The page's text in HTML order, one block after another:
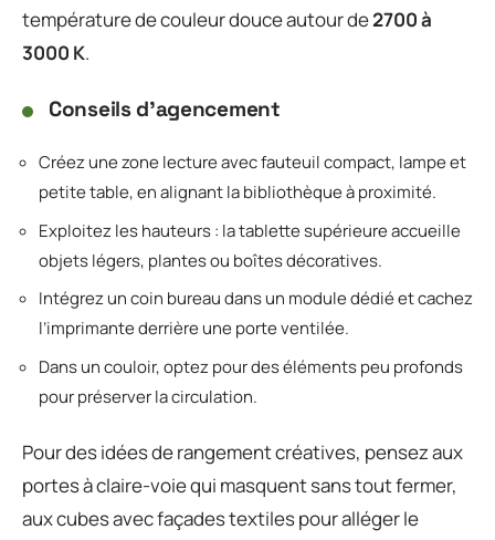
température de couleur douce autour de2700 à
3000 K.
Conseils d’agencement
Créez une zone lecture avec fauteuil compact, lampe et
petite table, en alignant la bibliothèque à proximité.
Exploitez les hauteurs : la tablette supérieure accueille
objets légers, plantes ou boîtes décoratives.
Intégrez un coin bureau dans un module dédié et cachez
l’imprimante derrière une porte ventilée.
Dans un couloir, optez pour des éléments peu profonds
pour préserver la circulation.
Pour des idées de rangement créatives, pensez aux
portes à claire-voie qui masquent sans tout fermer,
aux cubes avec façades textiles pour alléger le